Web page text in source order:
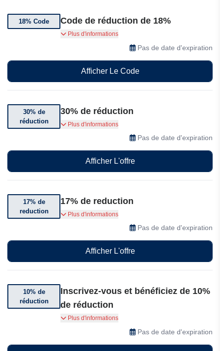
18% Code Code de réduction de 18%
Félicitations pour vos 8 ans de vie commune !
Bénéficiez de 18% de réduction dès maintenant.
Utilisez le code Mira Fertility.
Plus d'informations
Pas de date d'expiration
Afficher Le Code
30% de
réduction
30% de réduction
Abonnez-vous pour obtenir 30% de réduction
Plus d'informations
Pas de date d'expiration
Afficher L'offre
17% de
reduction
17% de reduction
Bénéficiez de 17% de réduction sur les kits
Plus d'informations
Pas de date d'expiration
Afficher L'offre
10% de
réduction
Inscrivez-vous et bénéficiez de 10%
de réduction
Inscrivez-vous dès maintenant et profitez de 10
% de réduction sur votre première commande
grâce à une offre d'inscription exclusive.
Plus d'informations
Pas de date d'expiration